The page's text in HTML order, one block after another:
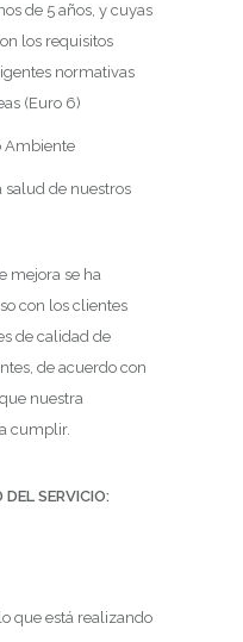
de 5 años, y cuyas
los requisitos
normativas
(Euro 6)
Ambiente
salud de nuestros
mejora se ha
con los clientes
de calidad de
de acuerdo con
nuestra
cumplir.
SERVICIO:
que está realizando